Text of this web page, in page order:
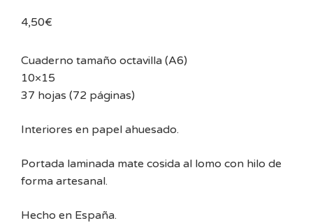
4,50€
Cuaderno tamaño octavilla (A6)
10×15
37 hojas (72 páginas)
Interiores en papel ahuesado.
Portada laminada mate cosida al lomo con hilo de
forma artesanal.
Hecho en España.